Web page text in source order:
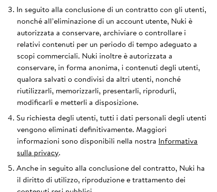
In seguito alla conclusione di un contratto con gli utenti,
nonché all’eliminazione di un account utente, Nuki è
autorizzata a conservare, archiviare o controllare i
relativi contenuti per un periodo di tempo adeguato a
scopi commerciali. Nuki inoltre è autorizzata a
conservare, in forma anonima, i contenuti degli utenti,
qualora salvati o condivisi da altri utenti, nonché
riutilizzarli, memorizzarli, presentarli, riprodurli,
modificarli e metterli a disposizione.
Su richiesta degli utenti, tutti i dati personali degli utenti
vengono eliminati definitivamente. Maggiori
informazioni sono disponibili nella nostra Informativa
sulla privacy.
Anche in seguito alla conclusione del contratto, Nuki ha
il diritto di utilizzo, riproduzione e trattamento dei